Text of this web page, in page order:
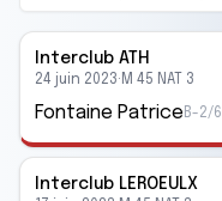
Interclub ATH
24 juin 2023· M 45 NAT 3
Fontaine Patrice B-2/6
Interclub LEROEULX